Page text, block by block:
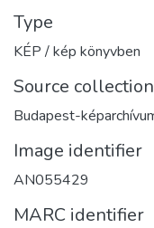
Type
KÉP / kép könyvben
Source collection
Budapest-
Image identifier
AN055429
MARC identifier